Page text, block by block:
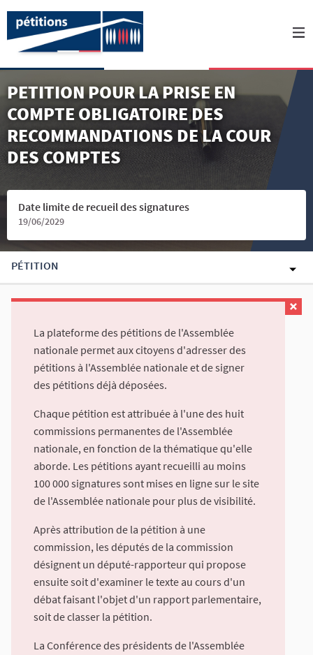
PETITION POUR LA PRISE EN
COMPTE OBLIGATOIRE DES
RECOMMANDATIONS DE LA COUR
DES COMPTES
Date limite de recueil des signatures
19/06/2029
PÉTITION
La plateforme des pétitions de l'Assemblée
nationale permet aux citoyens d'adresser des
pétitions à l'Assemblée nationale et de signer
des pétitions déjà déposées.
Chaque pétition est attribuée à l'une des huit
commissions permanentes de l'Assemblée
nationale, en fonction de la thématique qu'elle
aborde. Les pétitions ayant recueilli au moins
100 000 signatures sont mises en ligne sur le site
de l'Assemblée nationale pour plus de visibilité.
Après attribution de la pétition à une
commission, les députés de la commission
désignent un député-rapporteur qui propose
ensuite soit d'examiner le texte au cours d'un
débat faisant l'objet d'un rapport parlementaire,
soit de classer la pétition.
La Conférence des présidents de l'Assemblée